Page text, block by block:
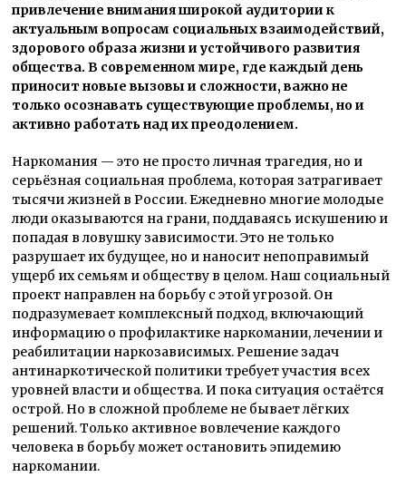
привлечение внимания широкой аудитории к
актуальным вопросам социальных взаимодействий,
здорового образа жизни и устойчивого развития
общества. В современном мире, где каждый день
приносит новые вызовы и сложности, важно не
только осознавать существующие проблемы, но и
активно работать над их преодолением.
Наркомания — это не просто личная трагедия, но и
серьёзная социальная проблема, которая затрагивает
тысячи жизней в России. Ежедневно многие молодые
люди оказываются на грани, поддаваясь искушению и
попадая в ловушку зависимости. Это не только
разрушает их будущее, но и наносит непоправимый
ущерб их семьям и обществу в целом. Наш социальный
проект направлен на борьбу с этой угрозой. Он
подразумевает комплексный подход, включающий
информацию о профилактике наркомании, лечении и
реабилитации наркозависимых. Решение задач
антинаркотической политики требует участия всех
уровней власти и общества. И пока ситуация остаётся
острой. Но в сложной проблеме не бывает лёгких
решений. Только активное вовлечение каждого
человека в борьбу может остановить эпидемию
наркомании.